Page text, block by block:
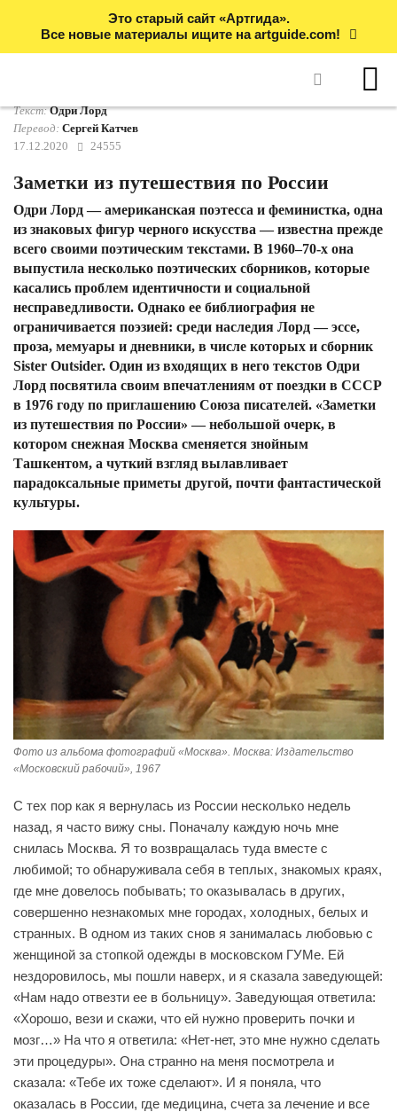
Это старый сайт «Артгида».
Все новые материалы ищите на artguide.com!
Текст:Одри Лорд
Перевод: Сергей Катчев
17.12.2020
24555
Заметки из путешествия по России
Одри Лорд — американская поэтесса и феминистка, одна
из знаковых фигур черного искусства — известна прежде
всего своими поэтическим текстами. В 1960–70-х она
выпустила несколько поэтических сборников, которые
касались проблем идентичности и социальной
несправедливости. Однако ее библиография не
ограничивается поэзией: среди наследия Лорд — эссе,
проза, мемуары и дневники, в числе которых и сборник
Sister Outsider. Один из входящих в него текстов Одри
Лорд посвятила своим впечатлениям от поездки в СССР
в 1976 году по приглашению Союза писателей. «Заметки
из путешествия по России» — небольшой очерк, в
котором снежная Москва сменяется знойным
Ташкентом, а чуткий взгляд вылавливает
парадоксальные приметы другой, почти фантастической
культуры.
Фото из альбома фотографий «Москва». Москва: Издательство
«Московский рабочий», 1967
С тех пор как я вернулась из России несколько недель
назад, я часто вижу сны. Поначалу каждую ночь мне
снилась Москва. Я то возвращалась туда вместе с
любимой; то обнаруживала себя в теплых, знакомых краях,
где мне довелось побывать; то оказывалась в других,
совершенно незнакомых мне городах, холодных, белых и
странных. В одном из таких снов я занималась любовью с
женщиной за стопкой одежды в московском ГУМе. Ей
нездоровилось, мы пошли наверх, и я сказала заведующей:
«Нам надо отвезти ее в больницу». Заведующая ответила:
«Хорошо, вези и скажи, что ей нужно проверить почки и
мозг…» На что я ответила: «Нет-нет, это мне нужно сделать
эти процедуры». Она странно на меня посмотрела и
сказала: «Тебе их тоже сделают». И я поняла, что
оказалась в России, где медицина, счета за лечение и все